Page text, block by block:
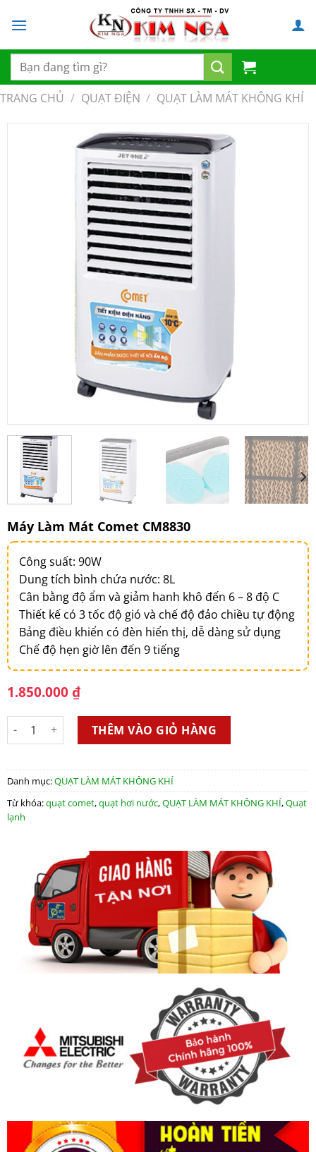
đến
dung
Tìm
kiếm:
TRANG CHỦ / QUẠT ĐIỆN / QUẠT LÀM MÁT KHÔNG KHÍ
Máy Làm Mát Comet CM8830
Công suất: 90W
Dung tích bình chứa nước: 8L
Cân bằng độ ẩm và giảm hanh khô đến 6 – 8 độ C
Thiết kế có 3 tốc độ gió và chế độ đảo chiều tự động
Bảng điều khiển có đèn hiển thị, dễ dàng sử dụng
Chế độ hẹn giờ lên đến 9 tiếng
1.850.000₫
Máy Làm Mát Comet CM8830 số lượng
THÊM VÀO GIỎ HÀNG
Danh mục:QUẠT LÀM MÁT KHÔNG KHÍ
Từ khóa:quạt comet,quạt hơi nước,QUẠT LÀM MÁT KHÔNG KHÍ,Quạt
lạnh